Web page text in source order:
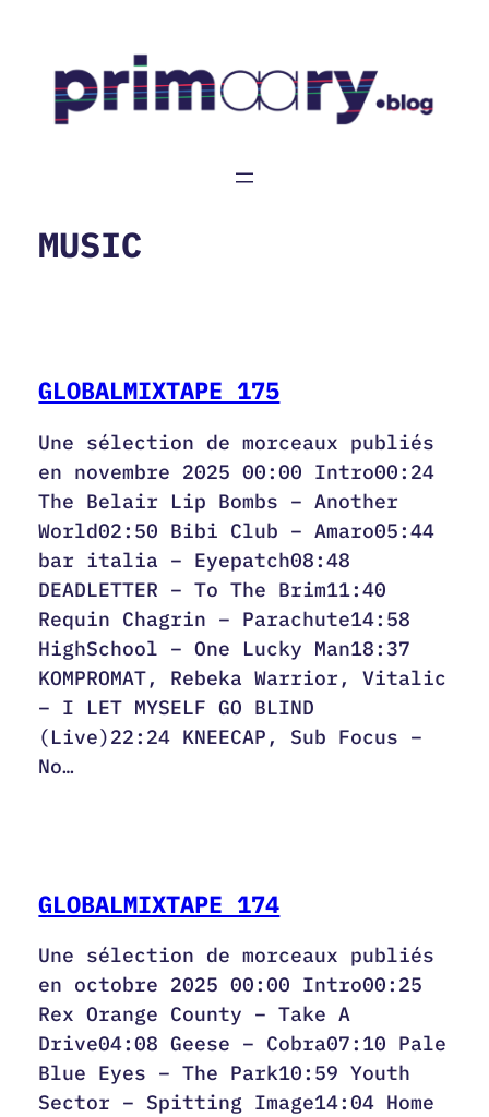
contenu
MUSIC
GLOBALMIXTAPE 175
Une sélection de morceaux publiés
en novembre 2025 00:00 Intro00:24
The Belair Lip Bombs – Another
World02:50 Bibi Club – Amaro05:44
bar italia – Eyepatch08:48
DEADLETTER – To The Brim11:40
Requin Chagrin – Parachute14:58
HighSchool – One Lucky Man18:37
KOMPROMAT, Rebeka Warrior, Vitalic
– I LET MYSELF GO BLIND
(Live)22:24 KNEECAP, Sub Focus –
No…
GLOBALMIXTAPE 174
Une sélection de morceaux publiés
en octobre 2025 00:00 Intro00:25
Rex Orange County – Take A
Drive04:08 Geese – Cobra07:10 Pale
Blue Eyes – The Park10:59 Youth
Sector – Spitting Image14:04 Home